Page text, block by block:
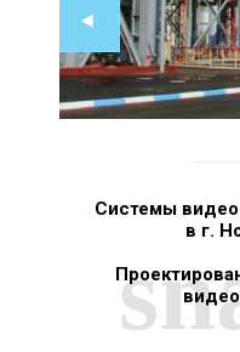
Системы
в г.